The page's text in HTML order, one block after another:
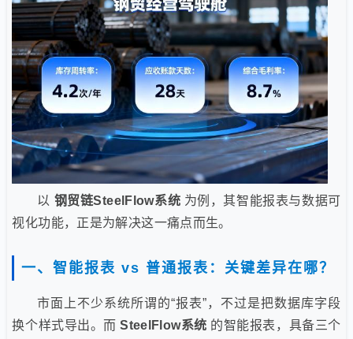
以 钢贸链SteelFlow系统 为例，其智能报表与数据可
视化功能，正是为解决这一痛点而生。
一、智能报表 vs 普通报表：关键差异在哪？
市面上不少系统所谓的“报表”，不过是把数据库字段
换个样式导出。而SteelFlow系统 的智能报表，具备三个